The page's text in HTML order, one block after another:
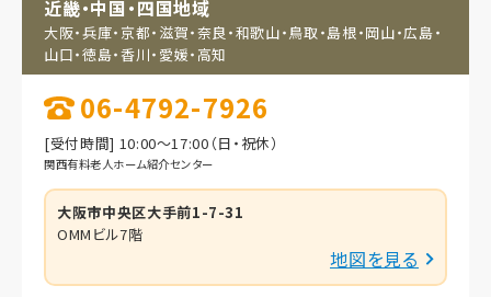
近畿・中国・四国地域
大阪・兵庫・京都・滋賀・奈良・和歌山・鳥取・島根・岡山・広島・
山口・徳島・香川・愛媛・高知
06-4792-7926
[受付時間] 10:00～17:00（日・祝休）
関西有料老人ホーム紹介センター
大阪市中央区大手前1-7-31
OMMビル7階
地図を見る